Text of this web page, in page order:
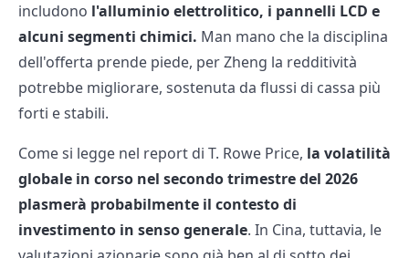
includono l'alluminio elettrolitico, i pannelli LCD e
alcuni segmenti chimici. Man mano che la disciplina
dell'offerta prende piede, per Zheng la redditività
potrebbe migliorare, sostenuta da flussi di cassa più
forti e stabili.
Come si legge nel report di T. Rowe Price, la volatilità
globale in corso nel secondo trimestre del 2026
plasmerà probabilmente il contesto di
investimento in senso generale. In Cina, tuttavia, le